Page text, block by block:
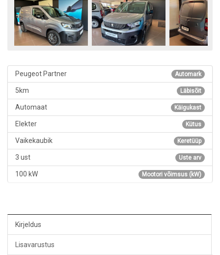
Automark
Peugeot Partner
Läbisõit
5km
Käigukast
Automaat
Kütus
Elekter
Keretüüp
Vaikekaubik
Uste arv
3 ust
Mootori võimsus (kW)
100 kW
Kirjeldus
Lisavarustus